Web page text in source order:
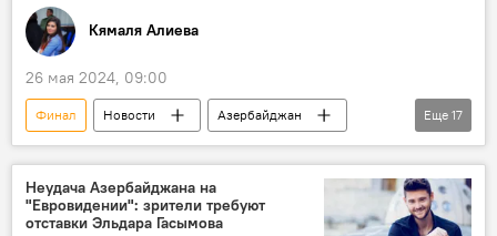
Кямаля Алиева
26 мая 2024, 09:00
Финал Новости
Азербайджан
Россия
История
Культура
Авиация
Великобритания
Кинематограф
Гедабейский район
Еще 17
Неудача Азербайджана на
"Евровидении": зрители требуют
отставки Эльдара Гасымова